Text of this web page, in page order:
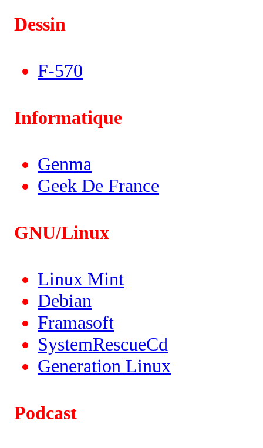
Dessin
F-570
Informatique
Genma
Geek De France
GNU/Linux
Linux Mint
Debian
Framasoft
SystemRescueCd
Generation Linux
Podcast